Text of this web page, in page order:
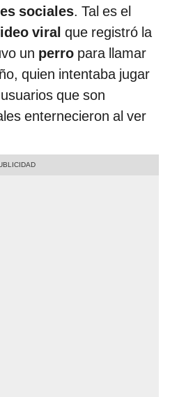
sociales. Tal es el
viral que registró la
un perro para llamar
quien intentaba jugar
que son
enternecieron al ver